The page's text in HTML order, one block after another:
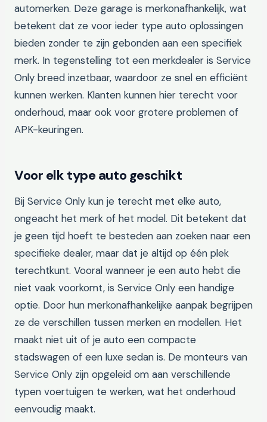
automerken. Deze garage is merkonafhankelijk, wat
betekent dat ze voor ieder type auto oplossingen
bieden zonder te zijn gebonden aan een specifiek
merk. In tegenstelling tot een merkdealer is Service
Only breed inzetbaar, waardoor ze snel en efficiënt
kunnen werken. Klanten kunnen hier terecht voor
onderhoud, maar ook voor grotere problemen of
APK-keuringen.
Voor elk type auto geschikt
Bij Service Only kun je terecht met elke auto,
ongeacht het merk of het model. Dit betekent dat
je geen tijd hoeft te besteden aan zoeken naar een
specifieke dealer, maar dat je altijd op één plek
terechtkunt. Vooral wanneer je een auto hebt die
niet vaak voorkomt, is Service Only een handige
optie. Door hun merkonafhankelijke aanpak begrijpen
ze de verschillen tussen merken en modellen. Het
maakt niet uit of je auto een compacte
stadswagen of een luxe sedan is. De monteurs van
Service Only zijn opgeleid om aan verschillende
typen voertuigen te werken, wat het onderhoud
eenvoudig maakt.